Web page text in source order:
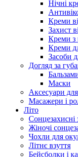
Нічні
Креми
Захист
Креми з
Креми
Засоби
Догляд за
Маски
Аксесуари
Масажери і
Літо
Сонцезахисні
Жіночі
Чохли для
Літнє взуття
Бейсболки і